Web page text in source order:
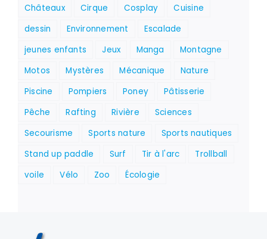
Châteaux
Cirque Cosplay
Cuisine
dessin
Environnement
Escalade
jeunes enfants
Jeux Manga
Montagne
Motos
Mystères Mécanique
Nature
Piscine
Pompiers Poney
Pâtisserie
Pêche
Rafting Rivière
Sciences
Secourisme
Sports nature
Sports nautiques
Stand up paddle
Surf Tir à l'arc
Trollball
voile
Vélo Zoo Écologie